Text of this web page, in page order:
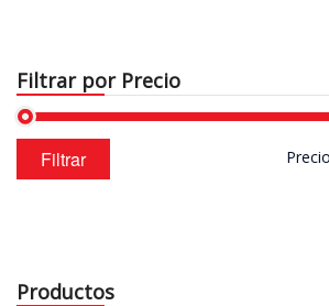
Filtrar por Precio
Precio
mínimo
Precio
máximo
Filtrar
Productos